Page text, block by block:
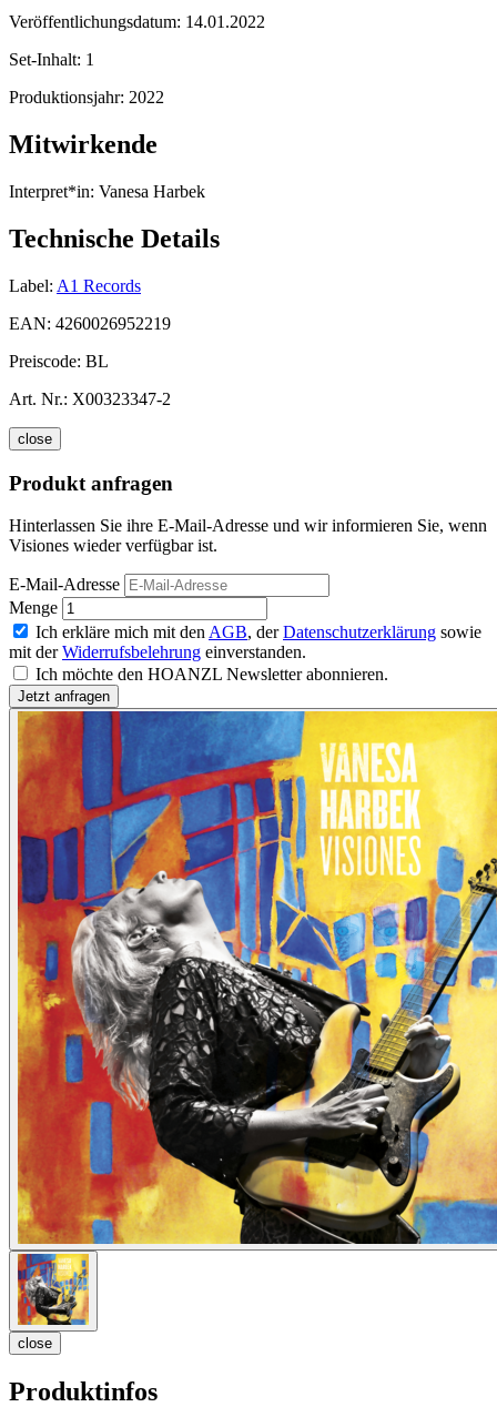
Veröffentlichungsdatum: 14.01.2022
Set-Inhalt: 1
Produktionsjahr: 2022
Mitwirkende
Interpret*in: Vanesa Harbek
Technische Details
Label: A1 Records
EAN: 4260026952219
Preiscode: BL
Art. Nr.: X00323347-2
close
Produkt anfragen
Hinterlassen Sie ihre E-Mail-Adresse und wir informieren Sie, wenn
Visiones wieder verfügbar ist.
E-Mail-Adresse
Menge
Ich erkläre mich mit den AGB, derDatenschutzerklärung sowie
mit derWiderrufsbelehrung einverstanden.
Ich möchte den HOANZL Newsletter abonnieren.
close
Produktinfos